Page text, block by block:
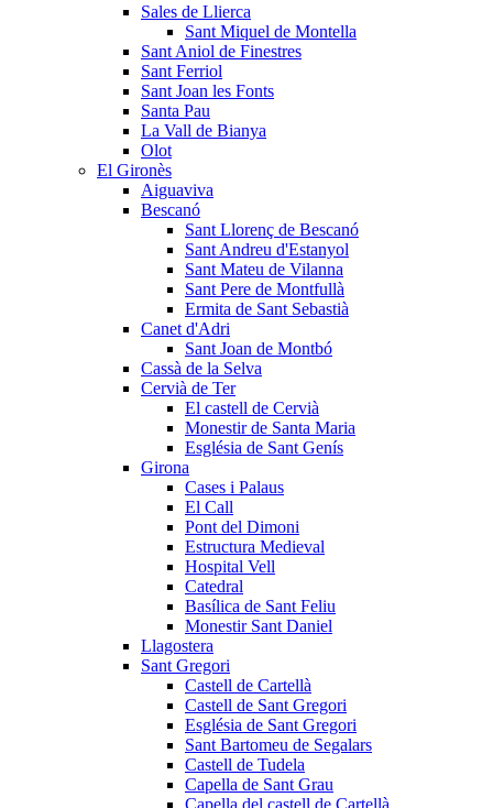
Sales de Llierca
Sant Miquel de Montella
Sant Aniol de Finestres
Sant Ferriol
Sant Joan les Fonts
Santa Pau
La Vall de Bianya
Olot
El Gironès
Aiguaviva
Bescanó
Sant Llorenç de Bescanó
Sant Andreu d'Estanyol
Sant Mateu de Vilanna
Sant Pere de Montfullà
Ermita de Sant Sebastià
Canet d'Adri
Sant Joan de Montbó
Cassà de la Selva
Cervià de Ter
El castell de Cervià
Monestir de Santa Maria
Església de Sant Genís
Girona
Cases i Palaus
El Call
Pont del Dimoni
Estructura Medieval
Hospital Vell
Catedral
Basílica de Sant Feliu
Monestir Sant Daniel
Llagostera
Sant Gregori
Castell de Cartellà
Castell de Sant Gregori
Església de Sant Gregori
Sant Bartomeu de Segalars
Castell de Tudela
Capella de Sant Grau
Capella del castell de Cartellà